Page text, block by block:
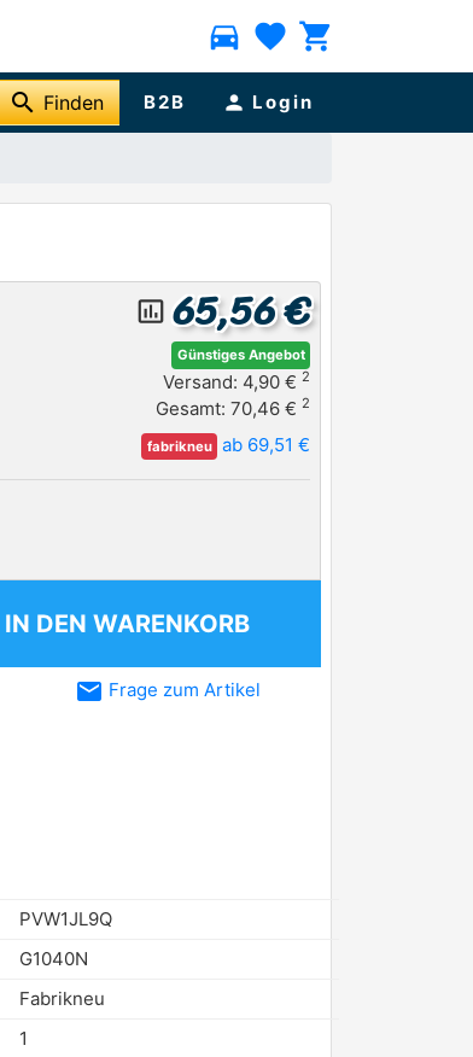
directions_car favorite shopping_cart
search Finden B2B person Login
insert_chart_outlined 65,56 €
Günstiges Angebot
Versand: 4,90 € 2
Gesamt: 70,46 € 2
fabrikneu ab 69,51 €
IN DEN WARENKORB
email Frage zum Artikel
PVW1JL9Q
G1040N
Fabrikneu
1